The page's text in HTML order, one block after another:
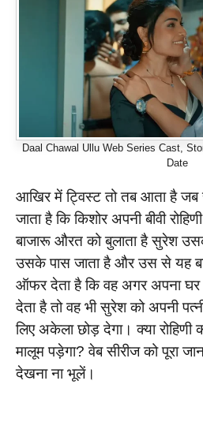
Daal Chawal Ullu Web Series Cast,
Date
आखिर में ट्विस्ट तो तब आता है
जाता है कि किशोर अपनी बीवी
बाजारू औरत को बुलाता है सुरेश
उसके पास जाता है और उस से यह
ऑफर देता है कि वह अगर अपना घर
देता है तो वह भी सुरेश को अपनी
लिए अकेला छोड़ देगा। क्या रोहिणी
मालूम पड़ेगा? वेब सीरीज को पूरा
देखना ना भूलें।